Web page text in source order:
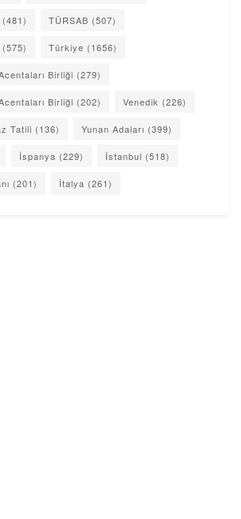
(481) TÜRSAB (507)
(575) Türkiye (1656)
Birliği (279)
Birliği (202) Venedik (226)
Tatili (136) Yunan Adaları (399)
İspanya (229) İstanbul (518)
(201) İtalya (261)